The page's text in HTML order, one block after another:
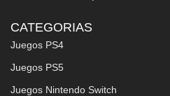
CATEGORIAS
Juegos PS4
Juegos PS5
Juegos Nintendo Switch